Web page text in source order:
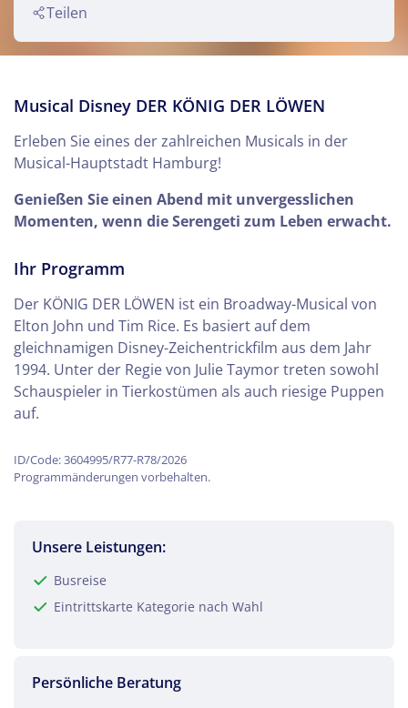
Teilen
Musical Disney DER KÖNIG DER LÖWEN
Erleben Sie eines der zahlreichen Musicals in der
Musical-Hauptstadt Hamburg!
Genießen Sie einen Abend mit unvergesslichen
Momenten, wenn die Serengeti zum Leben erwacht.
Ihr Programm
Der KÖNIG DER LÖWEN ist ein Broadway-Musical von
Elton John und Tim Rice. Es basiert auf dem
gleichnamigen Disney-Zeichentrickfilm aus dem Jahr
1994. Unter der Regie von Julie Taymor treten sowohl
Schauspieler in Tierkostümen als auch riesige Puppen
auf.
ID/Code: 3604995/R77-R78/2026
Programmänderungen vorbehalten.
Unsere Leistungen:
Busreise
Eintrittskarte Kategorie nach Wahl
Persönliche Beratung